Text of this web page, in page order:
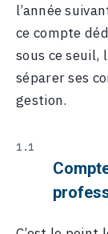
l’année
ce compte
sous ce seuil,
séparer ses
gestion.